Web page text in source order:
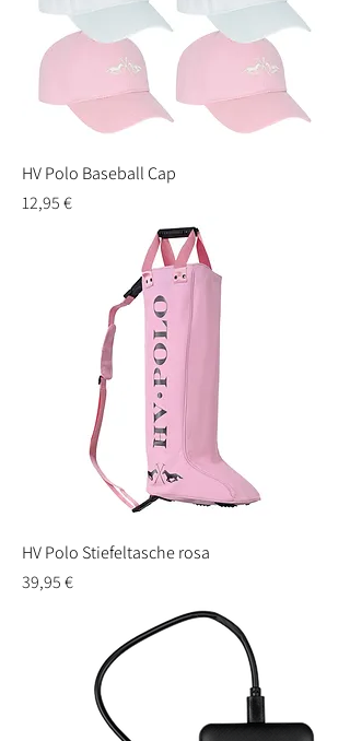
HV Polo Baseball Cap
Preis
12,95 €
HV Polo Stiefeltasche rosa
Preis
39,95 €